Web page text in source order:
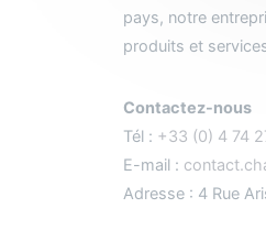
pays, notre
produits et
Contactez-nous
Tél : +33 (0) 4 74
E-mail :
Adresse : 4 Rue